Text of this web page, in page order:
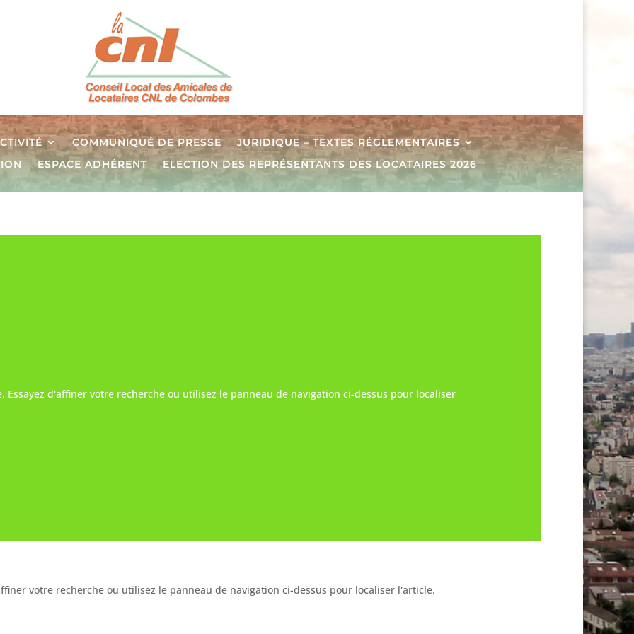
COMMUNIQUÉ DE PRESSE
JURIDIQUE – TEXTES RÉGLEMENTAIRES
ESPACE ADHÉRENT ELECTION DES REPRÉSENTANTS DES LOCATAIRES 2026
Essayez d'affiner votre recherche ou utilisez le panneau de navigation ci-dessus pour localiser
votre recherche ou utilisez le panneau de navigation ci-dessus pour localiser l'article.